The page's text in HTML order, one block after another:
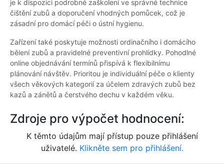
je k dispozici podrobné zaškolení ve správné technice
čištění zubů a doporučení vhodných pomůcek, což je
zásadní pro domácí péči o ústní hygienu.
Zařízení také poskytuje možnosti ordinačního i domácího
bělení zubů a pravidelné preventivní prohlídky. Pohodlné
online objednávání termínů přispívá k flexibilnímu
plánování návštěv. Prioritou je individuální péče o klienty
všech věkových kategorií za účelem zdravých zubů bez
kazů a zánětů a čerstvého dechu v každém věku.
Zdroje pro výpočet hodnocení:
K těmto údajům mají přístup pouze přihlášení
uživatelé. Klikněte sem pro přihlášení.